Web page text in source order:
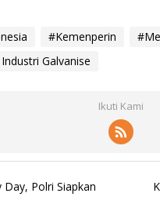
#Kemenperin
Galvanise
Ikuti Kami
Polri Siapkan